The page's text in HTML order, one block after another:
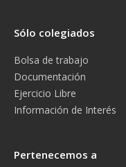
Sólo colegiados
Bolsa de trabajo
Documentación
Ejercicio Libre
Información de Interés
Pertenecemos a